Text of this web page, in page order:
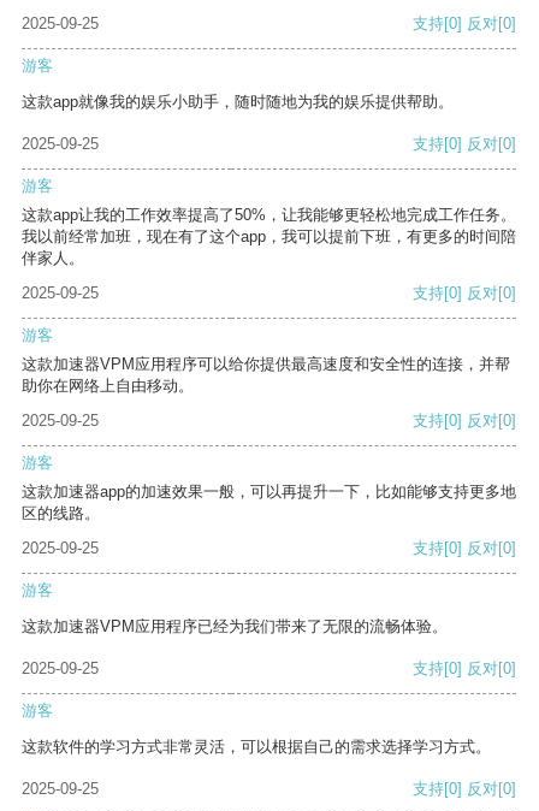
2025-09-25
支持[0] 反对[0]
游客
这款app就像我的娱乐小助手，随时随地为我的娱乐提供帮助。
2025-09-25 支持[0] 反对[0]
游客
这款app让我的工作效率提高了50%，让我能够更轻松地完成工作任务。
我以前经常加班，现在有了这个app，我可以提前下班，有更多的时间陪
伴家人。
2025-09-25
支持[0] 反对[0]
游客
这款加速器VPM应用程序可以给你提供最高速度和安全性的连接，并帮
助你在网络上自由移动。
2025-09-25
支持[0] 反对[0]
游客
这款加速器app的加速效果一般，可以再提升一下，比如能够支持更多地
区的线路。
2025-09-25
支持[0] 反对[0]
游客
这款加速器VPM应用程序已经为我们带来了无限的流畅体验。
2025-09-25 支持[0] 反对[0]
游客
这款软件的学习方式非常灵活，可以根据自己的需求选择学习方式。
2025-09-25 支持[0] 反对[0]